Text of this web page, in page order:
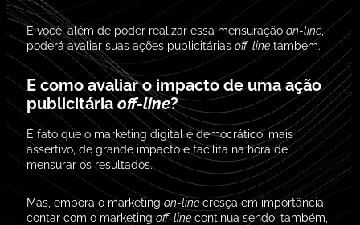
E você, além de poder realizar essa mensuraçãoon-line,
poderá avaliar suas ações publicitáriasoff-linetambém.
E como avaliar o impacto de uma ação
publicitáriaoff-line?
É fato que o marketing digital é democrático, mais
assertivo, de grande impacto e facilita na hora de
mensurar os resultados.
Mas, embora o marketingon-linecresça em importância,
contar com o marketingoff-line continua sendo, também,